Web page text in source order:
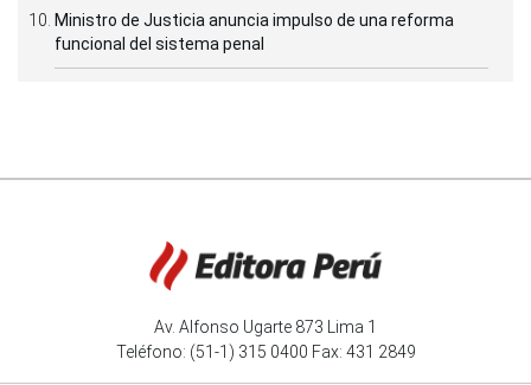
Ministro de Justicia anuncia impulso de una reforma
funcional del sistema penal
Av. Alfonso Ugarte 873 Lima 1
Teléfono: (51-1) 315 0400 Fax: 431 2849